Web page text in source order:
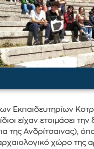
Εκπαιδευτηρίων
είχαν ετοιμάσει
της Ανδρίτσαινας),
χώρο της